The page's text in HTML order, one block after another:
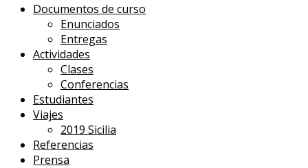
Documentos de curso
Enunciados
Entregas
Actividades
Clases
Conferencias
Estudiantes
Viajes
2019 Sicilia
Referencias
Prensa